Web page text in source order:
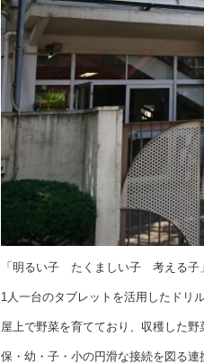
「明るい子 たくましい子 考える子
1人一台のタブレットを活用したドリ
屋上で野菜を育てており、収穫した野
保・幼・子・小の円滑な接続を図る